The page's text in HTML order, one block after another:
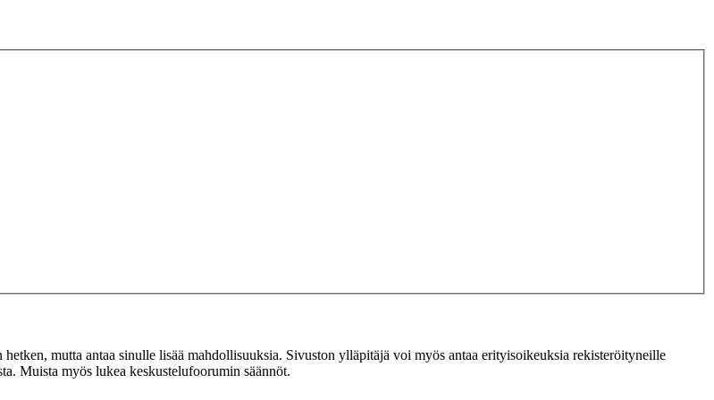
mutta antaa sinulle lisää mahdollisuuksia. Sivuston ylläpitäjä voi myös antaa erityisoikeuksia rekisteröityneille
Muista myös lukea keskustelufoorumin säännöt.